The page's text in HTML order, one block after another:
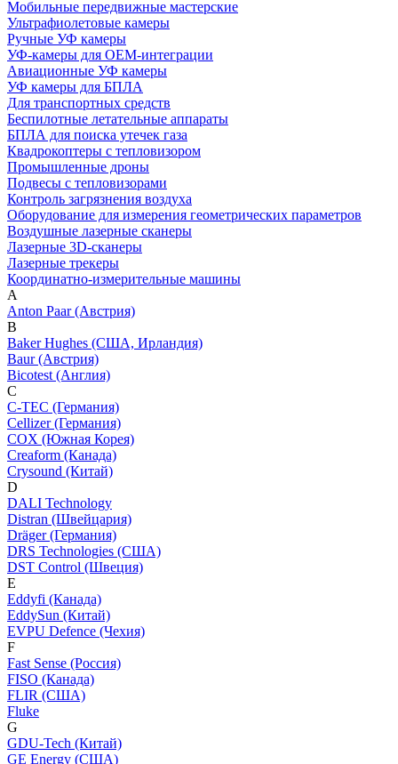
Мобильные передвижные мастерские
Ультрафиолетовые камеры
Ручные УФ камеры
УФ-камеры для OEM-интеграции
Авиационные УФ камеры
УФ камеры для БПЛА
Для транспортных средств
Беспилотные летательные аппараты
БПЛА для поиска утечек газа
Квадрокоптеры с тепловизором
Промышленные дроны
Подвесы с тепловизорами
Контроль загрязнения воздуха
Оборудование для измерения геометрических параметров
Воздушные лазерные сканеры
Лазерные 3D-сканеры
Лазерные трекеры
Координатно-измерительные машины
A
Anton Paar (Австрия)
B
Baker Hughes (США, Ирландия)
Baur (Австрия)
Bicotest (Англия)
C
C-TEC (Германия)
Cellizer (Германия)
COX (Южная Корея)
Creaform (Канада)
Crysound (Китай)
D
DALI Technology
Distran (Швейцария)
Dräger (Германия)
DRS Technologies (США)
DST Control (Швеция)
E
Eddyfi (Канада)
EddySun (Китай)
EVPU Defence (Чехия)
F
Fast Sense (Россия)
FISO (Канада)
FLIR (США)
Fluke
G
GDU-Tech (Китай)
GE Energy (США)